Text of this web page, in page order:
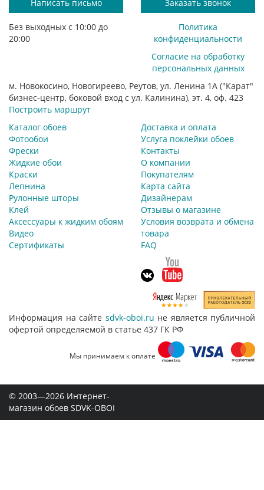
Написать письмо Заказать звонок
Без выходных с 10:00 до
20:00
Политика
конфиденциальности
Согласие на обработку
персональных данных
м. Новокосино, Новогиреево, Реутов, ул. Ленина 1А ("Карат"
бизнес-центр, боковой вход с ул. Калинина), эт. 4, оф. 423
Построить маршрут
Каталог обоев
Фотообои
Фрески
Жидкие обои
Краски
Лепнина
Рулонные шторы
Клей
Аксессуары к жидким обоям
Видео
Сертификаты
Доставка и оплата
Услуга поклейки обоев
Контакты
О компании
Покупателям
Карта сайта
Дизайнерам
Отзывы о магазине
Условия возврата и обмена
товара
FAQ
Информация на сайте sdvk-oboi.ru не является публичной
офертой определяемой в статье 437 ГК РФ
Мы принимаем к оплате
© 2003—2026 Интернет-
магазин обоев SDVK-OBOI